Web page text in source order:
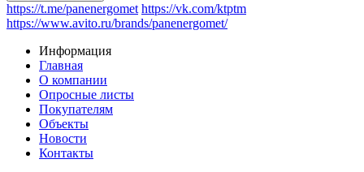
https://t.me/panenergomet https://vk.com/ktptm
https://www.avito.ru/brands/panenergomet/
Информация
Главная
О компании
Опросные листы
Покупателям
Объекты
Новости
Контакты